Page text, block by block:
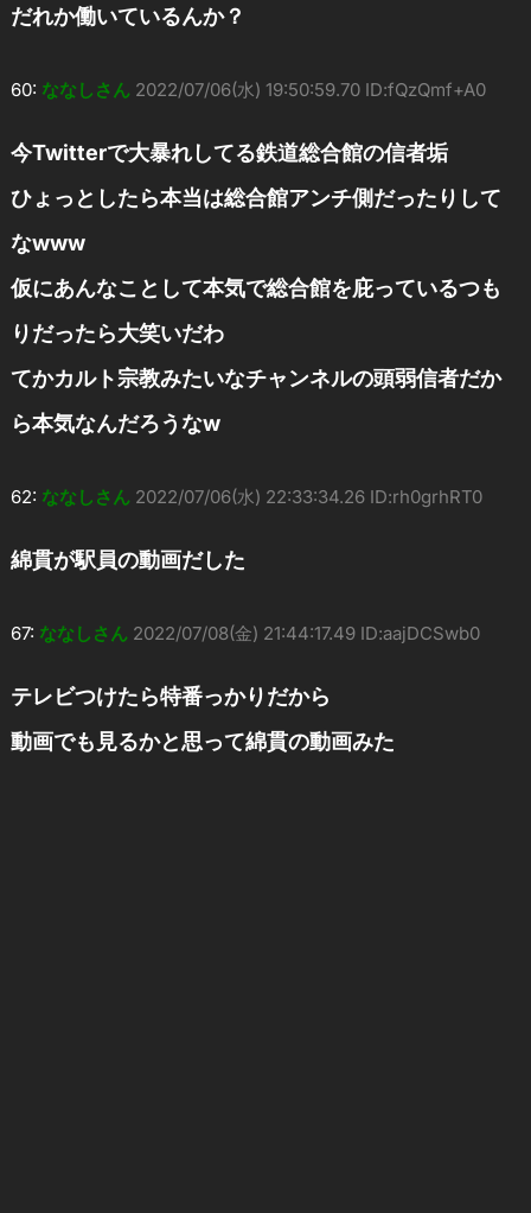
だれか働いているんか？
60: ななしさん 2022/07/06(水) 19:50:59.70 ID:fQzQmf+A0
今Twitterで大暴れしてる鉄道総合館の信者垢
ひょっとしたら本当は総合館アンチ側だったりして
なwww
仮にあんなことして本気で総合館を庇っているつも
りだったら大笑いだわ
てかカルト宗教みたいなチャンネルの頭弱信者だか
ら本気なんだろうなw
62: ななしさん 2022/07/06(水) 22:33:34.26 ID:rh0grhRT0
綿貫が駅員の動画だした
67: ななしさん 2022/07/08(金) 21:44:17.49 ID:aajDCSwb0
テレビつけたら特番っかりだから
動画でも見るかと思って綿貫の動画みた